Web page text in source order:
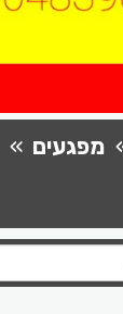
מפגעים